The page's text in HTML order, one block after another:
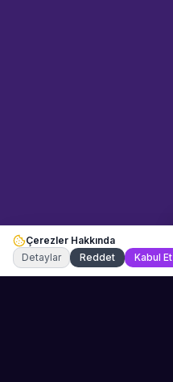
Çerezler Hakkında
Detaylar
Reddet Kabul Et